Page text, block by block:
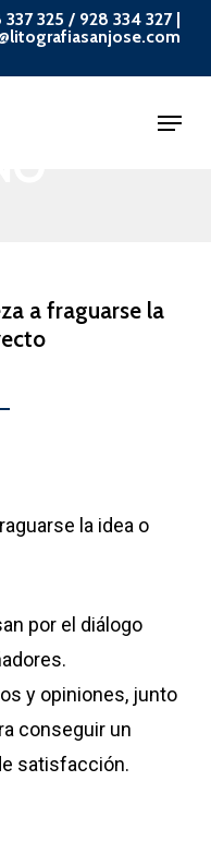
337 325 / 928 334 327|
Menu
a fraguarse la
la idea o
por el diálogo
y opiniones, junto
conseguir un
satisfacción.